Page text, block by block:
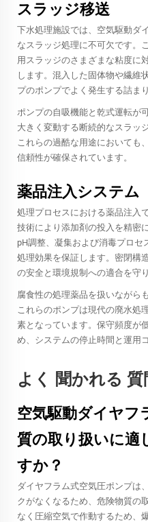
スラッジ移送
下水処理施設では、空気駆動ダ
なスラッジ処理に不可欠です。
用スラッジのさまざまな粘度に
します。混入した固体物や繊維
プのポンプでよく発生する詰ま
ポンプの自吸機能と乾式運転が
大きく変動する断続的なスラッ
これらの過酷な用途においても
信頼性が確保されています。
薬品注入システム
処理プロセスにおける薬品注入
技術により添加剤の投入を精密
pH調整、凝集および消毒プロセ
処理効果を保証します。密閉構
の安全と環境規制への適合を守り
腐食性の処理薬品を扱いながら
これらのポンプは現代の廃水処
素となっています。保守頻度が
め、システムの停止時間と運用
よく 聞かれる 質
空気駆動ダイヤフ
質の取り扱いに適
すか？
ダイヤフラム式空気圧ポンプは
クがなくなるため、危険物質の
なく圧縮空気で作動するため、